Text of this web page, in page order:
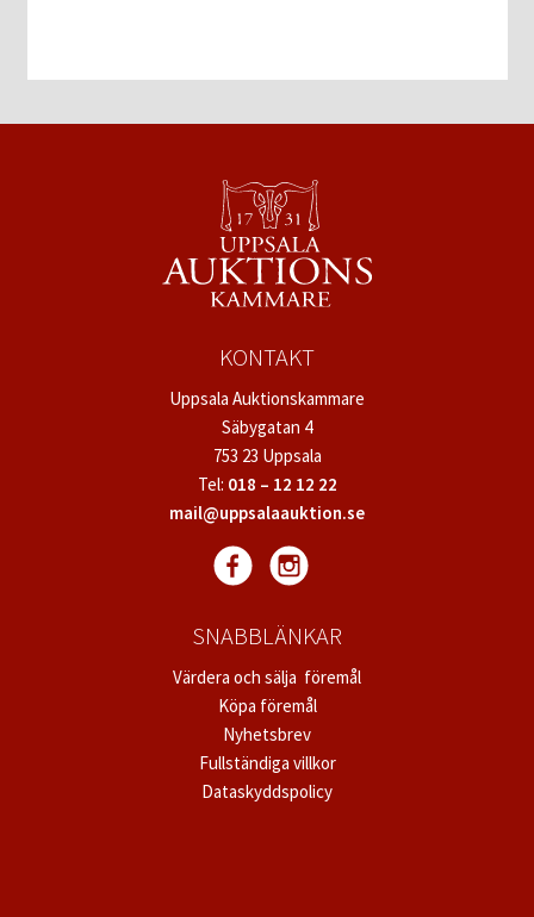
KONTAKT
Uppsala Auktionskammare
Säbygatan 4
753 23 Uppsala
Tel: 018 – 12 12 22
mail@uppsalaauktion.se
SNABBLÄNKAR
Värdera och sälja föremål
Köpa föremål
Nyhetsbrev
Fullständiga villkor
Dataskyddspolicy